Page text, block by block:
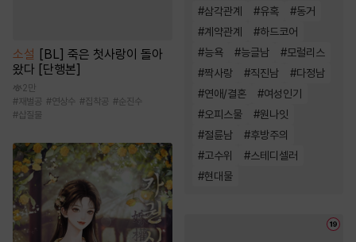
소설 [BL] 죽은 첫사랑이 돌아
왔다 [단행본]
2만
# 재벌공 #연상수 #집착공 #순진수
#삽질물
#삼각관계 #유혹 #동거
#계약관계 #하드코어
#능욕 #능글남 #모럴리스
#짝사랑 #직진남 #다정남
#연애/결혼 #여성인기
#오피스물 #원나잇
#절륜남 #후방주의
#고수위 #스테디셀러
#현대물